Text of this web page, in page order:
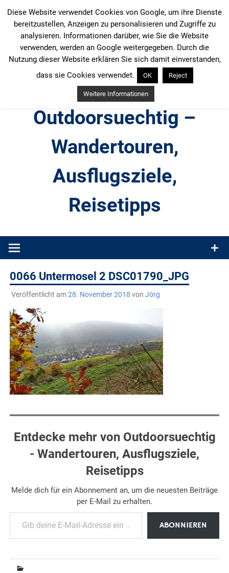
Inhalt
springen
Outdoorsuechtig –
Wandertouren,
Ausflugsziele,
Reisetipps
Produkttests und Buchrezensionen. Ein Blog für alle, die gern
0066 Untermosel 2 DSC01790_JPG
Veröffentlicht am28. November 2018 von Jörg
Entdecke mehr von Outdoorsuechtig
- Wandertouren, Ausflugsziele,
Reisetipps
Melde dich für ein Abonnement an, um die neuesten Beiträge
per E-Mail zu erhalten.
Gib deine E-Mail-Adresse ein ...
ABONNIEREN
Diese Website verwendet Cookies von Google, um ihre Dienste
bereitzustellen, Anzeigen zu personalisieren und Zugriffe zu
analysieren. Informationen darüber, wie Sie die Website
verwenden, werden an Google weitergegeben. Durch die
Nutzung dieser Website erklären Sie sich damit einverstanden,
dass sie Cookies verwendet.
OK Reject
Weitere Informationen